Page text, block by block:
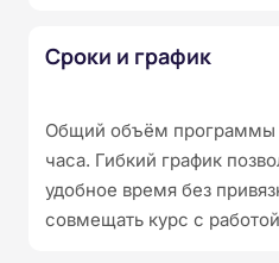
Сроки и график
Общий объём программы
часа. Гибкий график
удобное время без
совмещать курс с